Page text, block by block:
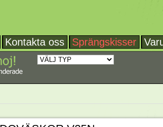
Kontakta oss Sprängskisser